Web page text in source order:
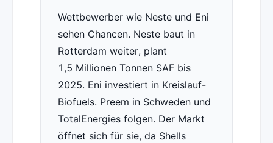
Wettbewerber wie Neste und Eni
sehen Chancen. Neste baut in
Rotterdam weiter, plant
1,5 Millionen Tonnen SAF bis
2025. Eni investiert in Kreislauf-
Biofuels. Preem in Schweden und
TotalEnergies folgen. Der Markt
öffnet sich für sie, da Shells